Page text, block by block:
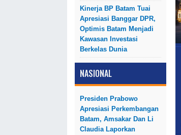
Kinerja BP Batam Tuai
Apresiasi Banggar DPR,
Optimis Batam Menjadi
Kawasan Investasi
Berkelas Dunia
NASIONAL
Presiden Prabowo
Apresiasi Perkembangan
Batam, Amsakar Dan Li
Claudia Laporkan